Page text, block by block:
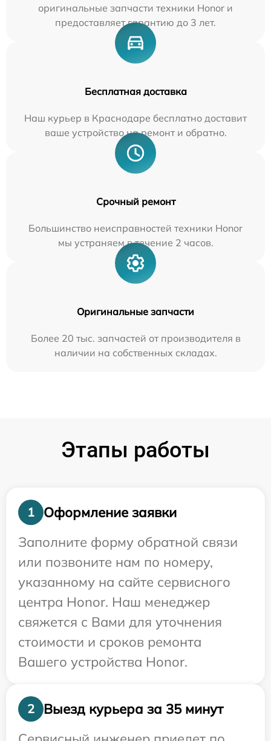
оригинальные запчасти техники Honor и
предоставляет гарантию до 3 лет.
Бесплатная доставка
Наш курьер в Краснодаре бесплатно доставит
ваше устройство на ремонт и обратно.
Срочный ремонт
Большинство неисправностей техники Honor
мы устраняем в течение 2 часов.
Оригинальные запчасти
Более 20 тыс. запчастей от производителя в
наличии на собственных складах.
Этапы работы
1
Оформление заявки
Заполните форму обратной связи
или позвоните нам по номеру,
указанному на сайте сервисного
центра Honor. Наш менеджер
свяжется с Вами для уточнения
стоимости и сроков ремонта
Вашего устройства Honor.
2
Выезд курьера за 35 минут